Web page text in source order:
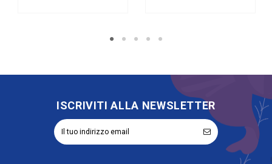
ISCRIVITI ALLA NEWSLETTER